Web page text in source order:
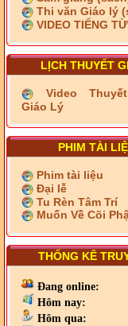
Thi văn Giáo lý
VIDEO TIẾNG
LỊCH THUYẾT
Video
Giáo Lý
PHIM TÀI
Phim tài liệu
Đại lễ
Tu Rèn Tâm Trí
Muốn Về Cõi
THỐNG KÊ
Đang online:
Hôm nay:
Hôm qua: